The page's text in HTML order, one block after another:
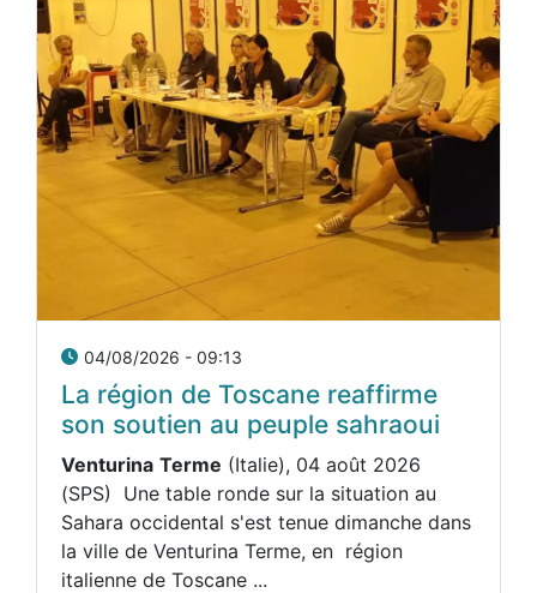
04/08/2026 - 09:13
La région de Toscane reaffirme
son soutien au peuple sahraoui
Venturina Terme (Italie), 04 août 2026
(SPS) Une table ronde sur la situation au
Sahara occidental s'est tenue dimanche dans
la ville de Venturina Terme, en région
italienne de Toscane ...